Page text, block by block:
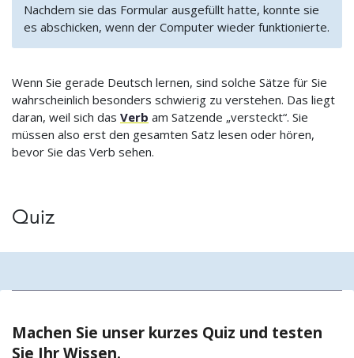
Nachdem sie das Formular ausgefüllt hatte, konnte sie
es abschicken, wenn der Computer wieder funktionierte.
Wenn Sie gerade Deutsch lernen, sind solche Sätze für Sie
wahrscheinlich besonders schwierig zu verstehen. Das liegt
daran, weil sich das Verb am Satzende „versteckt“. Sie
müssen also erst den gesamten Satz lesen oder hören,
bevor Sie das Verb sehen.
Quiz